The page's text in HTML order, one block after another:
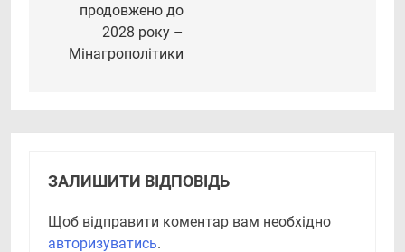
продовжено до
2028 року –
Мінагрополітики
ЗАЛИШИТИ ВІДПОВІДЬ
Щоб відправити коментар вам необхідно
авторизуватись.